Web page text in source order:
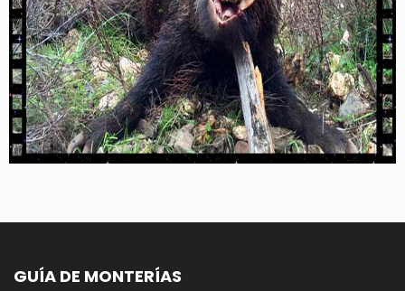
GUÍA DE MONTERÍAS